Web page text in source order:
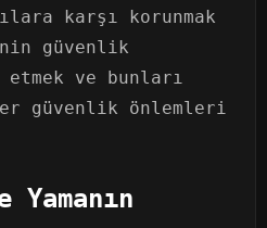
karşı korunmak
güvenlik
ve bunları
güvenlik önlemleri
Yamanın